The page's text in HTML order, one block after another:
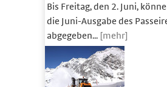
Bis Freitag, den 2. Juni,
die Juni-Ausgabe des
abgegeben... [mehr]